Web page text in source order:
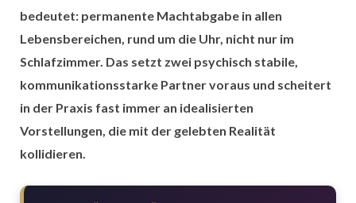
bedeutet: permanente Machtabgabe in allen
Lebensbereichen, rund um die Uhr, nicht nur im
Schlafzimmer. Das setzt zwei psychisch stabile,
kommunikationsstarke Partner voraus und scheitert
in der Praxis fast immer an idealisierten
Vorstellungen, die mit der gelebten Realität
kollidieren.